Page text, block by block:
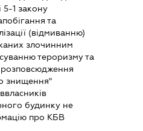
5-1 закону
та
(відмиванню)
злочинним
тероризму та
знищення"
будинку не
про КБВ